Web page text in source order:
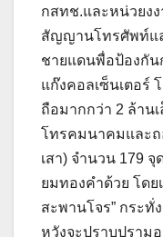
กสทช.และหน่วยง
สัญญานโทรศัพท์แล
ชายแดนพื่อป้องกั
แก๊งคอลเซ็นเตอ
ถือมากกว่า 2 ล้าน
โทรคมนาคมและ
เสา) จำนวน 179 จุ
ยมทองคำด้วย โดย
สะพานโจร” กระทั่
หวังจะปราบปราม